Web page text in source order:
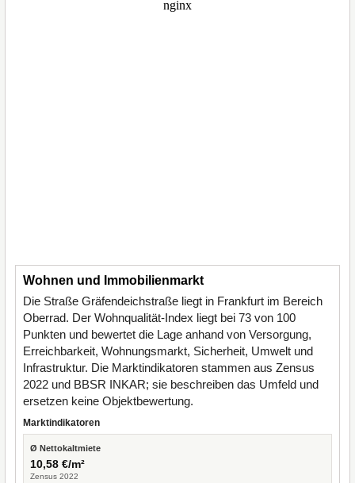
Wohnen und Immobilienmarkt
Die Straße Gräfendeichstraße liegt in Frankfurt im Bereich
Oberrad. Der Wohnqualität-Index liegt bei 73 von 100
Punkten und bewertet die Lage anhand von Versorgung,
Erreichbarkeit, Wohnungsmarkt, Sicherheit, Umwelt und
Infrastruktur. Die Marktindikatoren stammen aus Zensus
2022 und BBSR INKAR; sie beschreiben das Umfeld und
ersetzen keine Objektbewertung.
Marktindikatoren
Ø Nettokaltmiete
10,58 €/m²
Zensus 2022